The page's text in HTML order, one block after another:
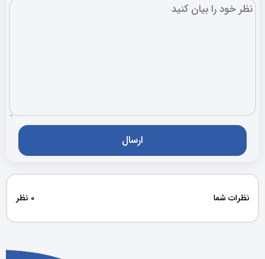
نظرات شما 0 نظر